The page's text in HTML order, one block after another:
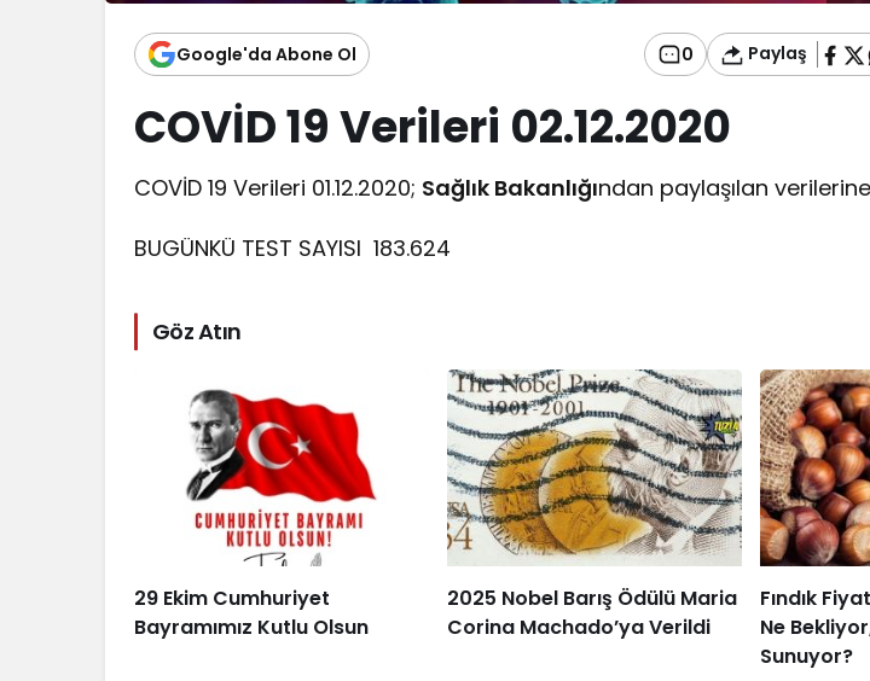
Google'da Abone Ol 0 Paylaş
COVİD 19 Verileri 02.12.2020
COVİD 19 Verileri 01.12.2020; Sağlık Bakanlığından paylaşılan
BUGÜNKÜ TEST SAYISI183.624
Göz Atın
29 Ekim Cumhuriyet
Bayramımız Kutlu Olsun
2025 Nobel Barış Ödülü Maria
Corina Machado’ya Verildi
Fındık
Ne
Sunuyor?